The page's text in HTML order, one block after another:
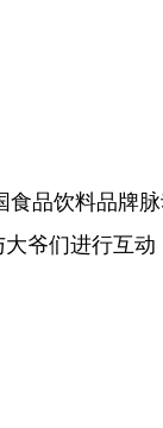
食品饮料品牌
爷们进行互动